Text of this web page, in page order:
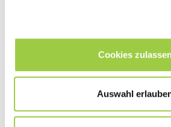
Cookies
Auswahl